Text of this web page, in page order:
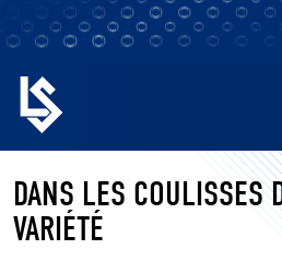
EQUIPES
BILLETTERIE
DANS LES COULISSES
VARIÉTÉ